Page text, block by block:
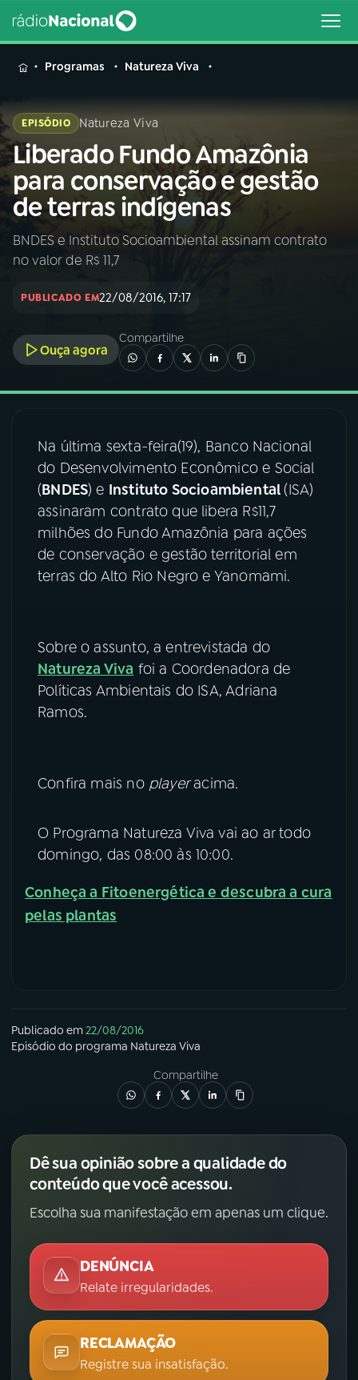
MENU
Buscar
na
Rádio
Nacional
Buscar
AO VIVO
INÍCIO
A RÁDIO
03PROGRAMAÇÃO
04PROGRAMAS
06VIDEOCASTS
FESTIVAL DE MÚSICA
ACOMPANHE A RÁDIO NACIONAL
Instagram X
TikTok
Programas Natureza Viva
EPISÓDIO Natureza Viva
Liberado Fundo Amazônia
para conservação e gestão
de terras indígenas
BNDES e Instituto Socioambiental assinam contrato
no valor de R$ 11,7
PUBLICADO EM22/08/2016, 17:17
Ouça agora
Compartilhe
Na última sexta-feira(19), Banco Nacional
do Desenvolvimento Econômico e Social
(BNDES) e Instituto Socioambiental(ISA)
assinaram contrato que libera R$11,7
milhões do Fundo Amazônia para ações
de conservação e gestão territorial em
terras do Alto Rio Negro e Yanomami.
Sobre o assunto, a entrevistada do
Natureza Viva foi a Coordenadora de
Políticas Ambientais do ISA, Adriana
Ramos.
Confira mais no playeracima.
O Programa Natureza Viva vai ao ar todo
domingo, das 08:00 às 10:00.
Conheça a Fitoenergética e descubra a cura
pelas plantas
Publicado em22/08/2016
Episódio do programa Natureza Viva
Compartilhe
Dê sua opinião sobre a qualidade do
conteúdo que você acessou.
Escolha sua manifestação em apenas um clique.
DENÚNCIA
Relate irregularidades.
RECLAMAÇÃO
Registre sua insatisfação.